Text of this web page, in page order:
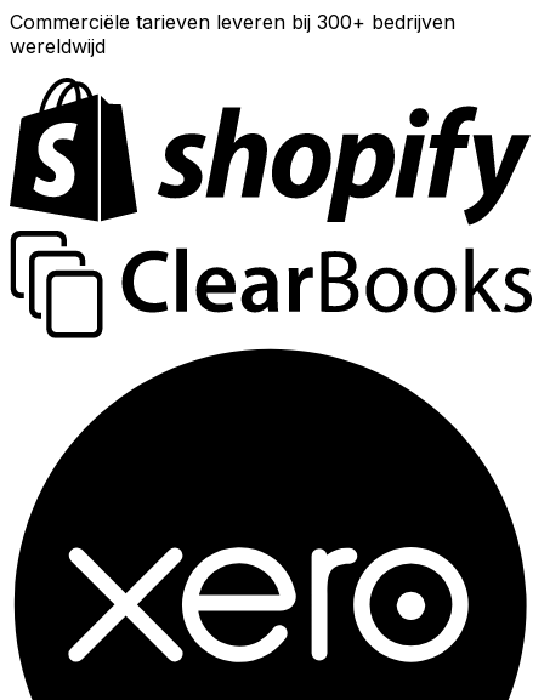
Commerciële tarieven leveren bij 300+ bedrijven
wereldwijd